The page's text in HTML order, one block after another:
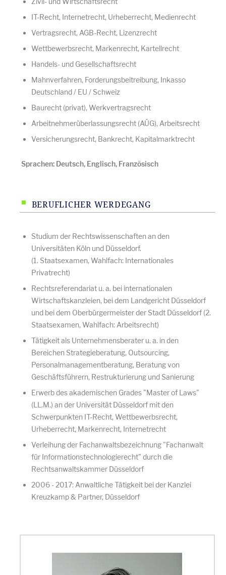
IT-Recht, Internetrecht, Urheberrecht, Medienrecht
Vertragsrecht, AGB-Recht, Lizenzrecht
Wettbewerbsrecht, Markenrecht, Kartellrecht
Handels- und Gesellschaftsrecht
Mahnverfahren, Forderungsbeitreibung, Inkasso
Deutschland / EU / Schweiz
Baurecht (privat), Werkvertragsrecht
Arbeitnehmerüberlassungsrecht (AÜG), Arbeitsrecht
Versicherungsrecht, Bankrecht, Kapitalmarktrecht
Sprachen: Deutsch, Englisch, Französisch
BERUFLICHER WERDEGANG
Studium der Rechtswissenschaften an den
Universitäten Köln und Düsseldorf.
(1. Staatsexamen, Wahlfach: Internationales
Privatrecht)
Rechtsreferendariat u. a. bei internationalen
Wirtschaftskanzleien, bei dem Landgericht Düsseldorf
und bei dem Oberbürgermeister der Stadt Düsseldorf (2.
Staatsexamen, Wahlfach: Arbeitsrecht)
Tätigkeit als Unternehmensberater u. a. in den
Bereichen Strategieberatung, Outsourcing,
Personalmanagementberatung, Beratung von
Geschäftsführern, Restrukturierung und Sanierung
Erwerb des akademischen Grades "Master of Laws"
(LL.M.) an der Universität Düsseldorf mit den
Schwerpunkten IT-Recht, Wettbewerbsrecht,
Urheberrecht, Markenrecht, Internetrecht
Verleihung der Fachanwaltsbezeichnung "Fachanwalt
für Informationstechnologierecht" durch die
Rechtsanwaltskammer Düsseldorf
2006 - 2017: Anwaltliche Tätigkeit bei der Kanzlei
Kreuzkamp & Partner, Düsseldorf